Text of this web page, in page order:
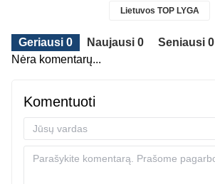
Lietuvos TOP LYGA
Geriausi 0 Naujausi 0
Seniausi 0
Nėra komentarų...
Komentuoti